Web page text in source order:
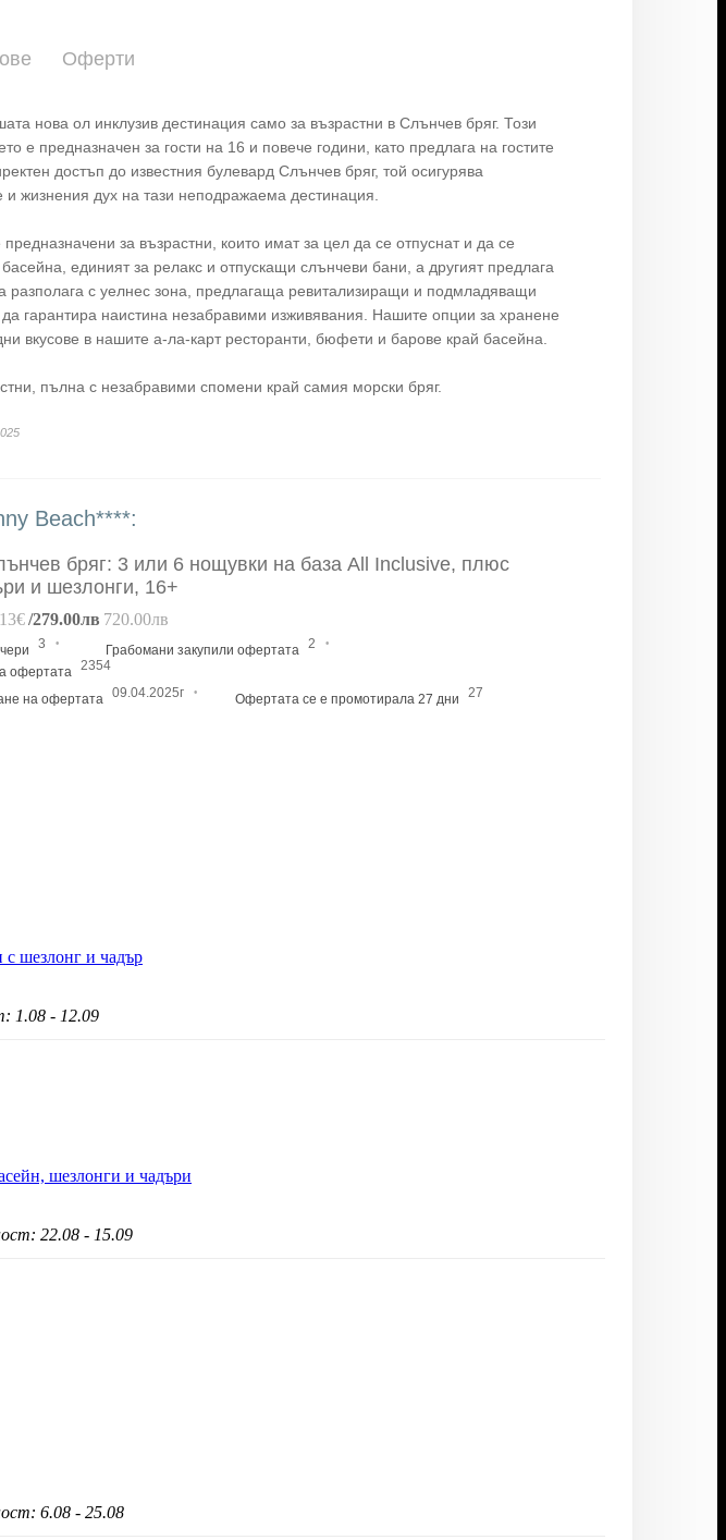
Оферти
нова ол инклузив дестинация само за възрастни в Слънчев бряг. Този
е предназначен за гости на 16 и повече години, като предлага на гостите
достъп до известния булевард Слънчев бряг, той осигурява
жизнения дух на тази неподражаема дестинация.
за възрастни, които имат за цел да се отпуснат и да се
единият за релакс и отпускащи слънчеви бани, а другият предлага
разполага с уелнес зона, предлагаща ревитализиращи и подмладяващи
гарантира наистина незабравими изживявания. Нашите опции за хранене
вкусове в нашите а-ла-карт ресторанти, бюфети и барове край басейна.
пълна с незабравими спомени край самия морски бряг.
Beach****:
бряг: 3 или 6 нощувки на база All Inclusive, плюс
и шезлонги, 16+
/279.00лв 720.00лв
3 · Грабомани закупили офертата 2 ·
офертата 2354
на офертата 09.04.2025г · Офертата се е промотирала 27 дни 27
шезлонг и чадър
1.08 - 12.09
шезлонги и чадъри
22.08 - 15.09
6.08 - 25.08